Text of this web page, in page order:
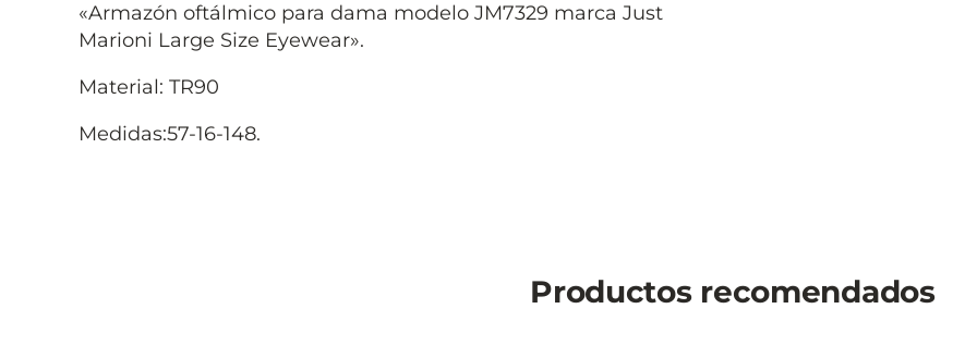
«Armazón oftálmico para dama modelo JM7329 marca Just
Marioni Large Size Eyewear».
Material: TR90
Medidas:57-16-148.
Productos recomendados